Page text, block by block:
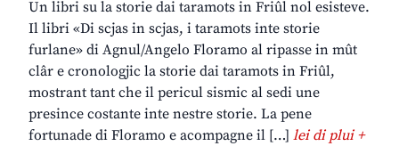
Un libri su la storie dai taramots in Friûl nol esisteve.
Il libri «Di scjas in scjas, i taramots inte storie
furlane» di Agnul/Angelo Floramo al ripasse in mût
clâr e cronologjic la storie dai taramots in Friûl,
mostrant tant che il pericul sismic al sedi une
presince costante inte nestre storie. La pene
fortunade di Floramo e acompagne il […] lei di plui +